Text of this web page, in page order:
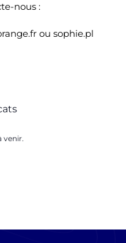
nous :
ou sophie.pl
venir.